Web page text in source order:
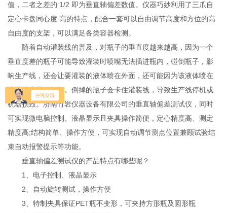
值，二者之差的 1/2 即为垂直轴偏差数值。仪器巧妙利用了三爪自
定心卡盘同心度 高的特点，配合一套可以自由调节高度和方位的高
自由度的支架，可以满足各类容器检测。
随着自动灌装线的普及，对瓶子的垂直度越来越高，因为一个
垂直度差的瓶子可能导致灌装时喷嘴无法插进瓶内，碰倒瓶子，影
响生产线，还会让要灌装的液体喷在外面，还可能因为该液体喷在
灌装线上导致损毁。倒掉的瓶子会卡住灌装线，导致生产线停机或
机器损毁。济南竹岩仪器设备有限公司的垂直轴偏差测试仪，同时
可实现微电脑控制、液晶显示且夹具操作简便，定心精度高、测定
精度高;结构简单、操作方便，可实现自动调节测点位置兼顾试验结
束自动报警提示等功能。
垂直轴偏差测试仪的产品特点有哪些呢？
1、电子控制、液晶显示
2、自动旋转测试，操作方便
3、特制夹具保证PET瓶不变形，可夹持方形瓶及圆形瓶